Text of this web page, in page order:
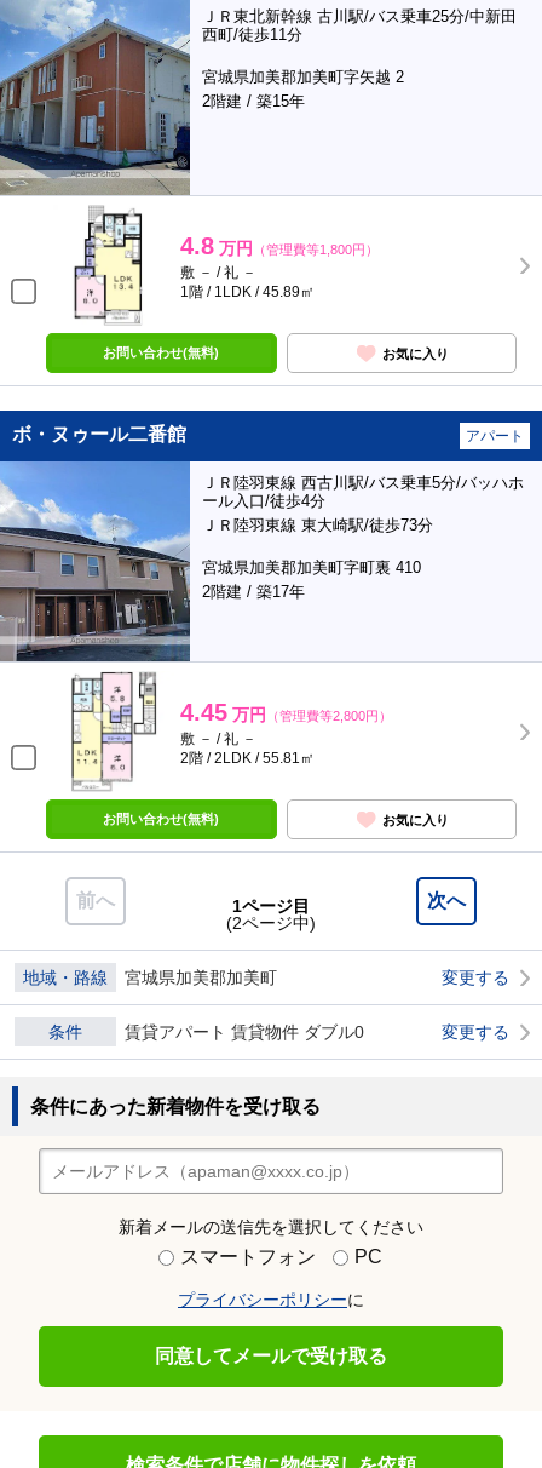
ＪＲ東北新幹線 古川駅/バス乗車25分/中新田
西町/徒歩11分
宮城県加美郡加美町字矢越 2
2階建 / 築15年
4.8 万円 （管理費等1,800円）
敷 － / 礼 －
1階 / 1LDK / 45.89㎡
お問い合わせ(無料) お気に入り
ボ・ヌゥール二番館 アパート
ＪＲ陸羽東線 西古川駅/バス乗車5分/バッハホ
ール入口/徒歩4分
ＪＲ陸羽東線 東大崎駅/徒歩73分
宮城県加美郡加美町字町裏 410
2階建 / 築17年
4.45 万円 （管理費等2,800円）
敷 － / 礼 －
2階 / 2LDK / 55.81㎡
お問い合わせ(無料) お気に入り
前へ 次へ
1ページ目
(2ページ中)
地域・路線 宮城県加美郡加美町 変更する
条件 賃貸アパート 賃貸物件 ダブル0 変更する
条件にあった新着物件を受け取る
新着メールの送信先を選択してください
スマートフォン PC
プライバシーポリシーに
同意してメールで受け取る